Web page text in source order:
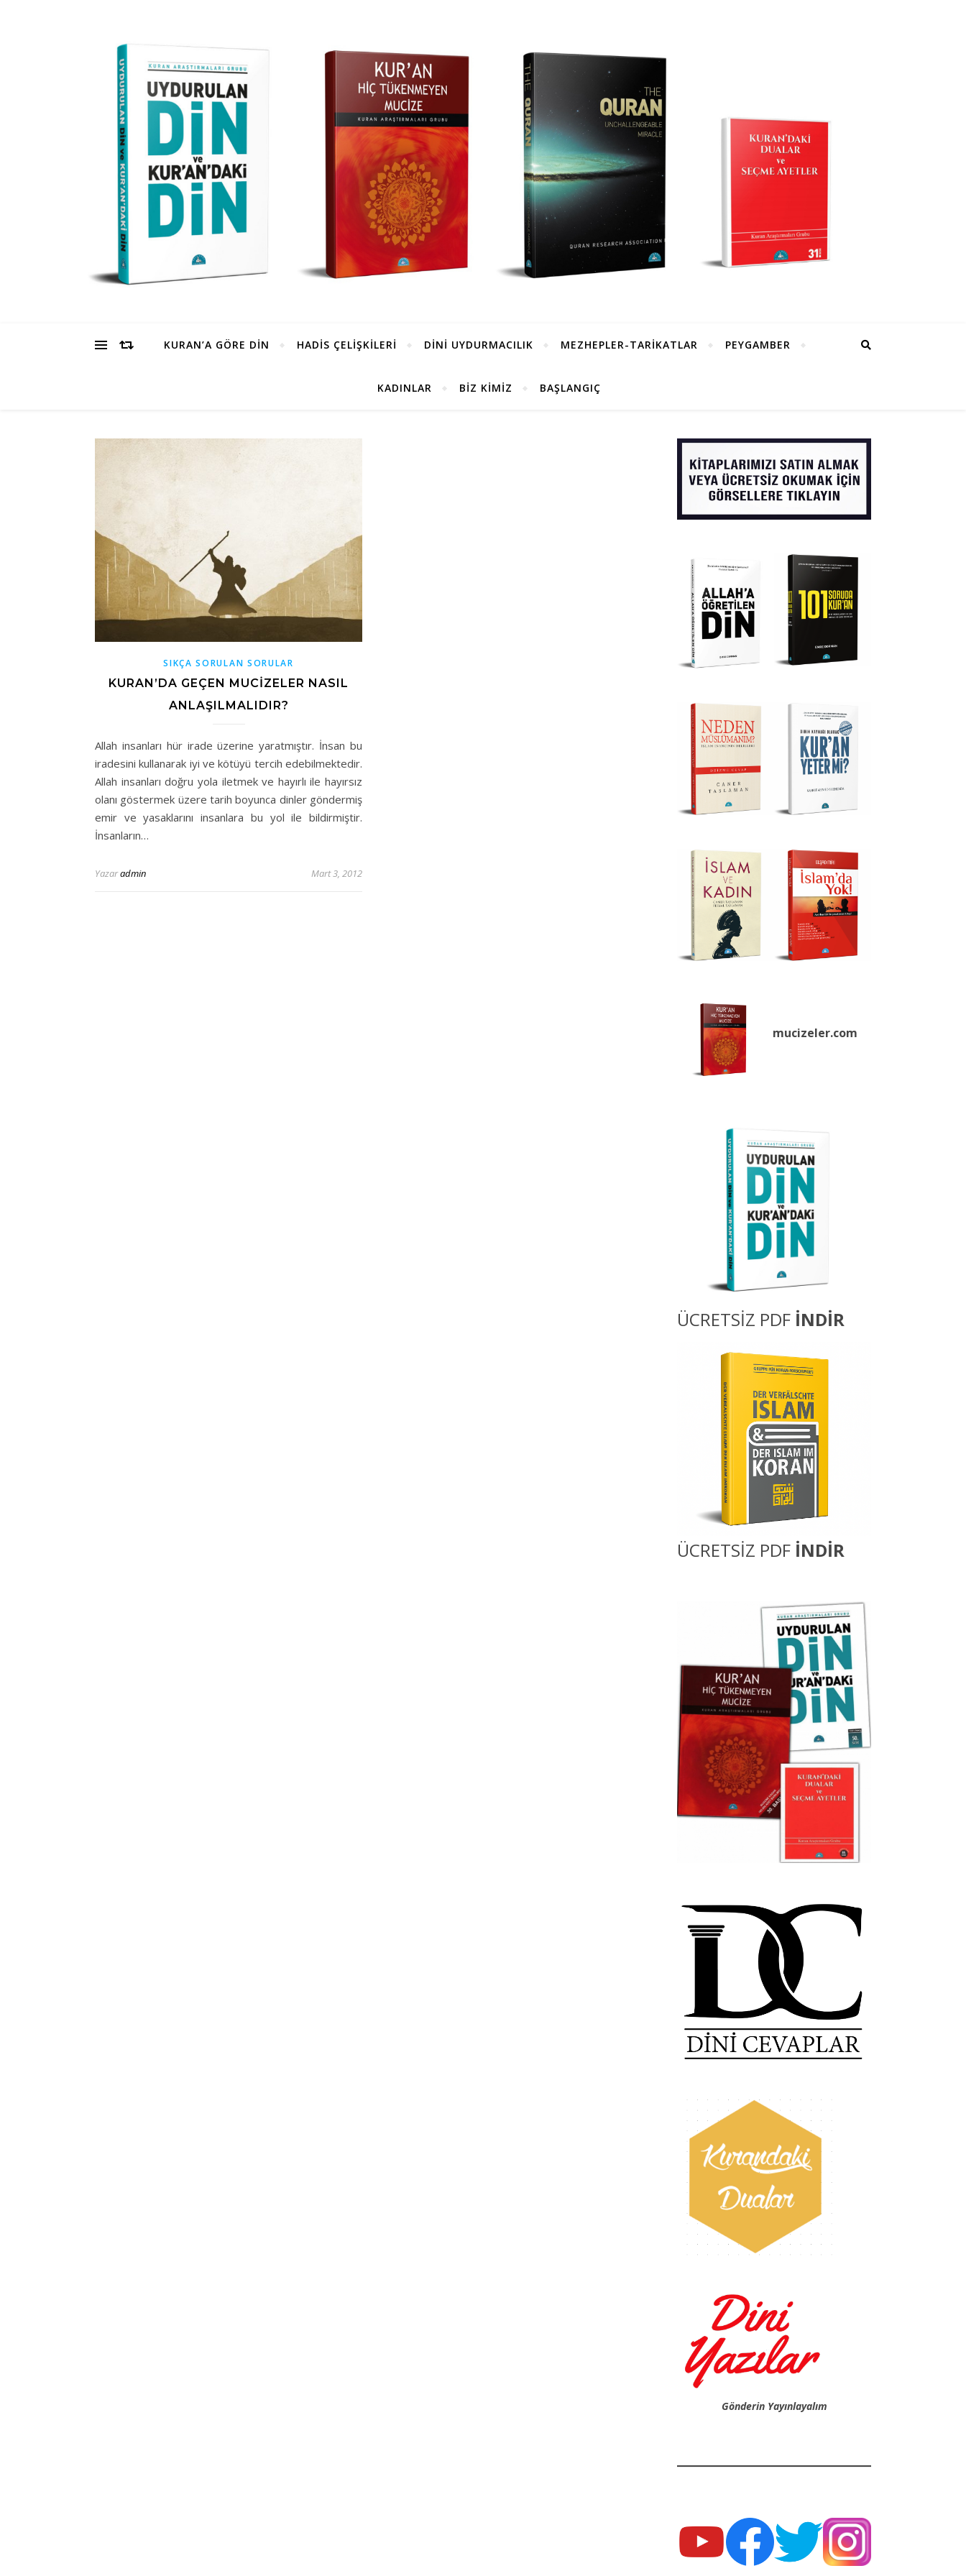
KURAN’A GÖRE DİN HADİS ÇELİŞKİLERİ DİNİ UYDURMACILIK MEZHEPLER-TARİKATLAR PEYGAMBER
KADINLAR BİZ KİMİZ BAŞLANGIÇ
SIKÇA SORULAN SORULAR
KURAN’DA GEÇEN MUCIZELER NASIL
ANLAŞILMALIDIR?
Allah insanları hür irade üzerine yaratmıştır. İnsan bu
iradesini kullanarak iyi ve kötüyü tercih edebilmektedir.
Allah insanları doğru yola iletmek ve hayırlı ile hayırsız
olanı göstermek üzere tarih boyunca dinler göndermiş
emir ve yasaklarını insanlara bu yol ile bildirmiştir.
İnsanların…
Yazaradmin Mart 3, 2012
mucizeler.com
ÜCRETSİZ PDF İNDİR
ÜCRETSİZ PDF İNDİR
Gönderin Yayınlayalım